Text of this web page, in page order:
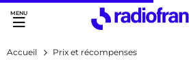
Accès direct :
Menu principal
Contenu
Accueil Prix et récompenses